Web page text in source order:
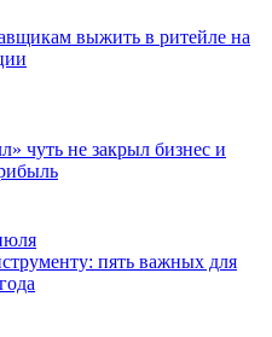
выжить в ритейле на
чуть не закрыл бизнес и
пять важных для